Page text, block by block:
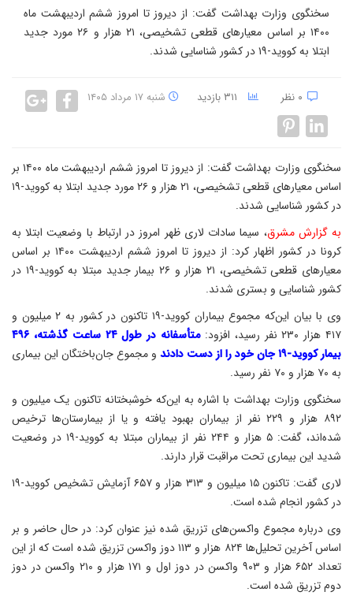
سخنگوی وزارت بهداشت گفت: از دیروز تا امروز ششم اردیبهشت ماه
۱۴۰۰ بر اساس معیارهای قطعی تشخیصی، ۲۱ هزار و ۲۶ مورد جدید
ابتلا به کووید-۱۹ در کشور شناسایی شدند.
شنبه ۱۷ مرداد ۱۴۰۵
سخنگوی وزارت بهداشت گفت: از دیروز تا امروز ششم اردیبهشت ماه ۱۴۰۰ بر
اساس معیارهای قطعی تشخیصی، ۲۱ هزار و ۲۶ مورد جدید ابتلا به کووید-۱۹
در کشور شناسایی شدند.
به گزارش مشرق، سیما سادات لاری ظهر امروز در ارتباط با وضعیت ابتلا به
کرونا در کشور اظهار کرد: از دیروز تا امروز ششم اردیبهشت ۱۴۰۰ بر اساس
معیارهای قطعی تشخیصی، ۲۱ هزار و ۲۶ بیمار جدید مبتلا به کووید-۱۹ در
کشور شناسایی و بستری شدند.
وی با بیان این‌که مجموع بیماران کووید-۱۹ تاکنون در کشور به ۲ میلیون و
۴۱۷ هزار ۲۳۰ نفر رسید، افزود:
متأسفانه در طول ۲۴ ساعت گذشته، ۴۹۶
بیمار کووید-۱۹ جان خود را از دست دادند
و مجموع جان‌باختگان این بیماری
به ۷۰ هزار و ۷۰ نفر رسید.
سخنگوی وزارت بهداشت با اشاره به این‌که خوشبختانه تاکنون یک میلیون و
۸۹۲ هزار و ۲۲۹ نفر از بیماران بهبود یافته و یا از بیمارستان‌ها ترخیص
شده‌اند، گفت: ۵ هزار و ۲۴۴ نفر از بیماران مبتلا به کووید-۱۹ در وضعیت
شدید این بیماری تحت مراقبت قرار دارند.
لاری گفت: تاکنون ۱۵ میلیون و ۳۱۳ هزار و ۶۵۷ آزمایش تشخیص کووید-۱۹
در کشور انجام شده است.
وی درباره مجموع واکسن‌های تزریق شده نیز عنوان کرد: در حال حاضر و بر
اساس آخرین تحلیل‌ها ۸۲۴ هزار و ۱۱۳ دوز واکسن تزریق شده است که از این
تعداد ۶۵۲ هزار و ۹۰۳ واکسن در دوز اول و ۱۷۱ هزار و ۲۱۰ واکسن در دوز
دوم تزریق شده است.